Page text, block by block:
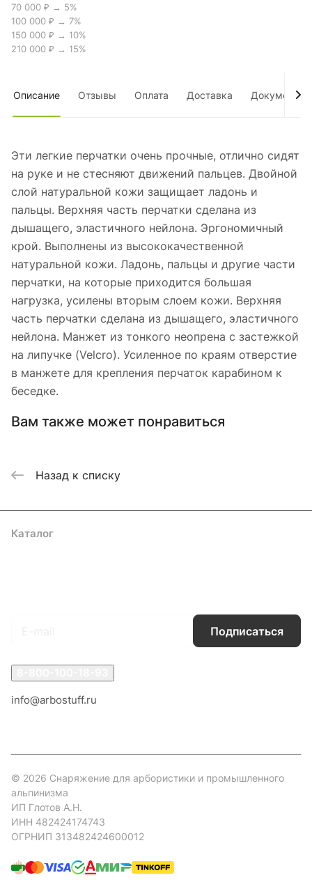
70 000 ₽ → 5%
100 000 ₽ → 7%
150 000 ₽ → 10%
210 000 ₽ → 15%
Описание Отзывы Оплата Доставка Документы
Эти легкие перчатки очень прочные, отлично сидят
на руке и не стесняют движений пальцев. Двойной
слой натуральной кожи защищает ладонь и
пальцы. Верхняя часть перчатки сделана из
дышащего, эластичного нейлона. Эргономичный
крой. Выполнены из высококачественной
натуральной кожи. Ладонь, пальцы и другие части
перчатки, на которые приходится большая
нагрузка, усилены вторым слоем кожи. Верхняя
часть перчатки сделана из дышащего, эластичного
нейлона. Манжет из тонкого неопрена с застежкой
на липучке (Velcro). Усиленное по краям отверстие
в манжете для крепления перчаток карабином к
беседке.
Вам также может понравиться
Назад к списку
Каталог
Подписаться
info@arbostuff.ru
© 2026 Снаряжение для арбористики и промышленного
альпинизма
ИП Глотов А.Н.
ИНН 482424174743
ОГРНИП 313482424600012